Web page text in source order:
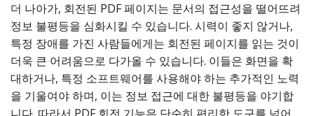
더 나아가, 회전된 PDF 페이지는 문서의 접근성을 떨어뜨려
정보 불평등을 심화시킬 수 있습니다. 시력이 좋지 않거나,
특정 장애를 가진 사람들에게는 회전된 페이지를 읽는 것이
더욱 큰 어려움으로 다가올 수 있습니다. 이들은 화면을 확
대하거나, 특정 소프트웨어를 사용해야 하는 추가적인 노력
을 기울여야 하며, 이는 정보 접근에 대한 불평등을 야기합